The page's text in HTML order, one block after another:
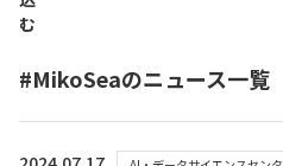
む
#MikoSeaのニュース一覧